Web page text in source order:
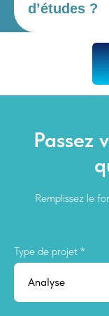
d’études ?
Passez
Remplissez le
Type de projet *